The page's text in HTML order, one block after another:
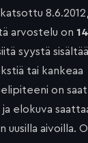
arvostelu on
syystä sisältää
tai kankeaa
on
elokuva
uusilla aivoilla.